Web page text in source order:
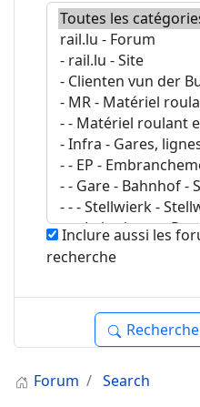
recherche
Recherche
Forum Search